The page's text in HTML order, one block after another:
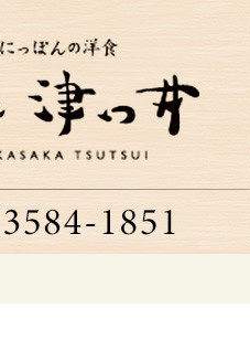
店「